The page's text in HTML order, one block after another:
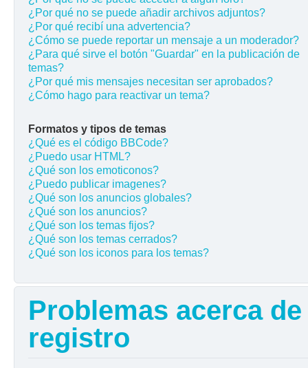
¿Por qué no se puede añadir archivos adjuntos?
¿Por qué recibí una advertencia?
¿Cómo se puede reportar un mensaje a un moderador?
¿Para qué sirve el botón "Guardar" en la publicación de
temas?
¿Por qué mis mensajes necesitan ser aprobados?
¿Cómo hago para reactivar un tema?
Formatos y tipos de temas
¿Qué es el código BBCode?
¿Puedo usar HTML?
¿Qué son los emoticonos?
¿Puedo publicar imagenes?
¿Qué son los anuncios globales?
¿Qué son los anuncios?
¿Qué son los temas fijos?
¿Qué son los temas cerrados?
¿Qué son los iconos para los temas?
Problemas acerca
registro